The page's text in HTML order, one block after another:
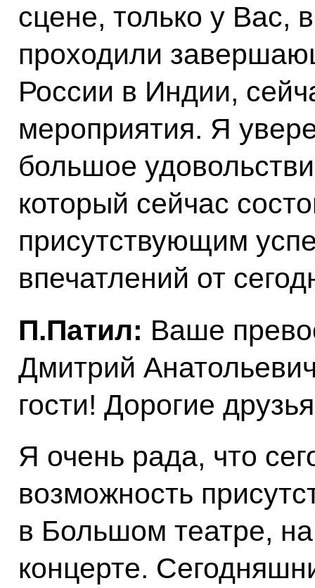
сцене, только у Вас,
проходили
России в Индии,
мероприятия. Я
большое
который сейчас
присутствующим
впечатлений от
П.Патил: Ваше
Дмитрий
гости! Дорогие
Я очень рада, что
возможность
в Большом театре,
концерте.